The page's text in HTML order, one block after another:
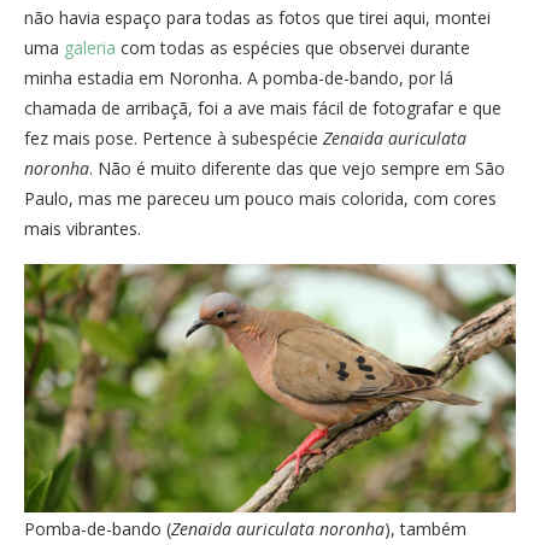
não havia espaço para todas as fotos que tirei aqui, montei
uma galeria com todas as espécies que observei durante
minha estadia em Noronha. A pomba-de-bando, por lá
chamada de arribaçã, foi a ave mais fácil de fotografar e que
fez mais pose. Pertence à subespécie Zenaida auriculata
noronha. Não é muito diferente das que vejo sempre em São
Paulo, mas me pareceu um pouco mais colorida, com cores
mais vibrantes.
Pomba-de-bando (Zenaida auriculata noronha), também